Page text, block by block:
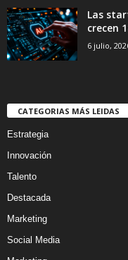
Las
crecen
6 julio,
CATEGORIAS MÁS LEIDAS
Estrategia
Innovación
Talento
Destacada
Marketing
Social Media